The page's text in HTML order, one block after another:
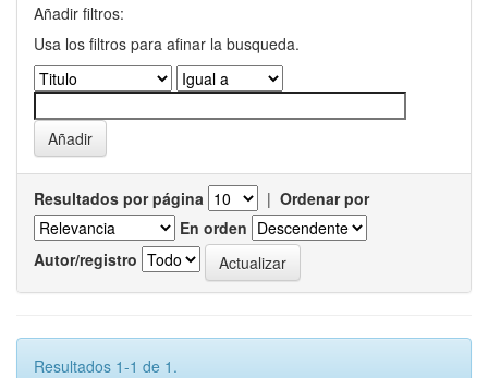
Añadir filtros:
Usa los filtros para afinar la busqueda.
Resultados por página | Ordenar por
En orden
Autor/registro
Resultados 1-1 de 1.